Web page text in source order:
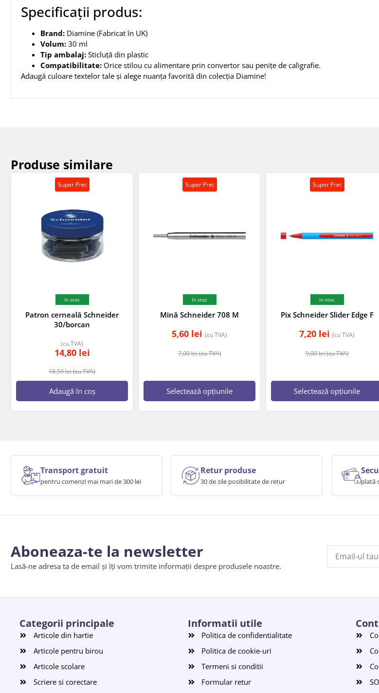
Specificații produs:
Brand: Diamine (Fabricat în UK)
Volum: 30 ml
Tip ambalaj: Sticluță din plastic
Compatibilitate: Orice stilou cu alimentare prin convertor sau penițe de caligrafie.
Adaugă culoare textelor tale și alege nuanța favorită din colecția Diamine!
Produse similare
Super Pret
In stoc
Patron cerneală Schneider
30/borcan
18,50lei(cu TVA)
14,80 lei
(cu TVA)
Adaugă în coș
Super Pret
In stoc
Mină Schneider 708 M
7,00lei(cu TVA)
5,60 lei (cu TVA)
Selectează opțiunile
Super Pret
In stoc
Pix Schneider Slider Edge F
9,00lei(cu TVA)
7,20 lei (cu TVA)
Selectează opțiunile
Transport gratuit
pentru comenzi mai mari de 300 lei
Retur produse
30 de zile posibilitate de retur plată
Aboneaza-te la newsletter
Lasă-ne adresa ta de email și îți vom trimite informații despre produsele noastre.
Categorii principale
Articole din hartie
Articole pentru birou
Articole scolare
Scriere si corectare
Informatii utile
Politica de confidentialitate
Politica de cookie-uri
Termeni si conditii
Formular retur